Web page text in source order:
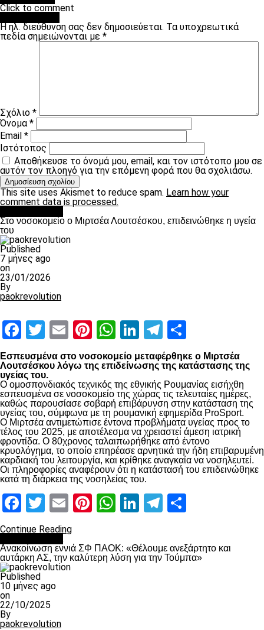
Click to comment
Η ηλ. διεύθυνση σας δεν δημοσιεύεται. Τα υποχρεωτικά
πεδία σημειώνονται με *
Σχόλιο *
Όνομα*
Email *
Ιστότοπος
Αποθήκευσε το όνομά μου, email, και τον ιστότοπο μου σε
αυτόν τον πλοηγό για την επόμενη φορά που θα σχολιάσω.
This site uses Akismet to reduce spam. Learn how your
comment data is processed.
Στο νοσοκομείο ο Μιρτσέα Λουτσέσκου, επιδεινώθηκε η υγεία
του
Published
7 μήνες ago
on
23/01/2026
By
paokrevolution
Facebook
Twitter
EmailPinterest
WhatsApp
LinkedIn
Telegram
Εσπευσμένα στο νοσοκομείο μεταφέρθηκε ο Μιρτσέα
Λουτσέσκου λόγω της επιδείνωσης της κατάστασης της
υγείας του.
Ο ομοσπονδιακός τεχνικός της εθνικής Ρουμανίας εισήχθη
εσπευσμένα σε νοσοκομείο της χώρας τις τελευταίες ημέρες,
καθώς παρουσίασε σοβαρή επιβάρυνση στην κατάσταση της
υγείας του, σύμφωνα με τη ρουμανική εφημερίδα ProSport.
Ο Μιρτσέα αντιμετώπισε έντονα προβλήματα υγείας προς το
τέλος του 2025, με αποτέλεσμα να χρειαστεί άμεση ιατρική
φροντίδα. Ο 80χρονος ταλαιπωρήθηκε από έντονο
κρυολόγημα, το οποίο επηρέασε αρνητικά την ήδη επιβαρυμένη
καρδιακή του λειτουργία, και κρίθηκε αναγκαία να νοσηλευτεί.
Οι πληροφορίες αναφέρουν ότι η κατάστασή του επιδεινώθηκε
κατά τη διάρκεια της νοσηλείας του.
Facebook
Twitter
EmailPinterest
WhatsApp
LinkedIn
Telegram
Continue Reading
Ανακοίνωση εννιά ΣΦ ΠΑΟΚ: «Θέλουμε ανεξάρτητο και
αυτάρκη ΑΣ, την καλύτερη λύση για την Τούμπα»
Published
10 μήνες ago
on
22/10/2025
By
paokrevolution